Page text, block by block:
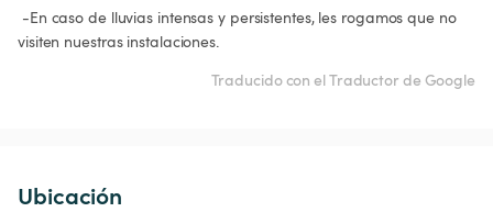
Traducido con el Traductor de Google
Ubicación